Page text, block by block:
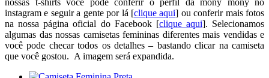
nossas t-shirts você pode conferir o perfil da mony mony no
instagram e seguir a gente por lá [clique aqui] ou conferir mais fotos
na nossa página oficial do Facebook [clique aqui]. Selecionamos
algumas das nossas camisetas femininas diferentes mais vendidas e
você pode checar todos os detalhes – bastando clicar na camiseta
que você gostou. A imagem será expandida.